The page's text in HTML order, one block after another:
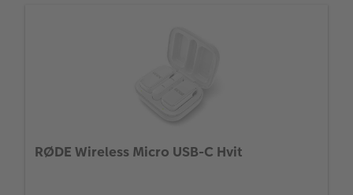
RØDE Wireless Micro USB-C Hvit